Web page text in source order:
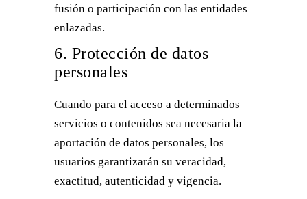
fusión o participación con las entidades
enlazadas.
6. Protección de datos
personales
Cuando para el acceso a determinados
servicios o contenidos sea necesaria la
aportación de datos personales, los
usuarios garantizarán su veracidad,
exactitud, autenticidad y vigencia.